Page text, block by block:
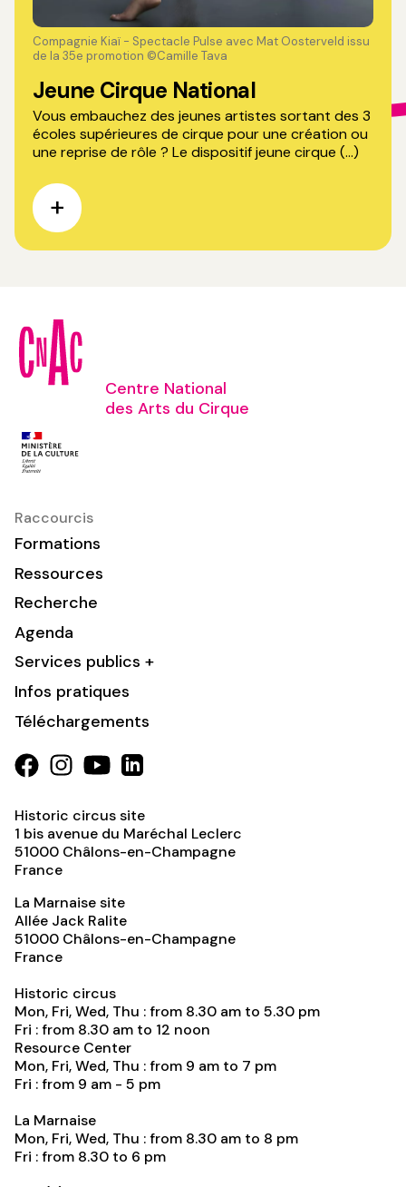
Compagnie Kiaï - Spectacle Pulse avec Mat Oosterveld issu
de la 35e promotion ©Camille Tava
Jeune Cirque National
Vous embauchez des jeunes artistes sortant des 3
écoles supérieures de cirque pour une création ou
une reprise de rôle ? Le dispositif jeune cirque (...)
Centre National
des Arts du Cirque
Raccourcis
Formations
Ressources
Recherche
Agenda
Services publics +
Infos pratiques
Téléchargements
Historic circus site
1 bis avenue du Maréchal Leclerc
51000 Châlons-en-Champagne
France
La Marnaise site
Allée Jack Ralite
51000 Châlons-en-Champagne
France
Historic circus
Mon, Fri, Wed, Thu : from 8.30 am to 5.30 pm
Fri : from 8.30 am to 12 noon
Resource Center
Mon, Fri, Wed, Thu : from 9 am to 7 pm
Fri : from 9 am - 5 pm
La Marnaise
Mon, Fri, Wed, Thu : from 8.30 am to 8 pm
Fri : from 8.30 to 6 pm